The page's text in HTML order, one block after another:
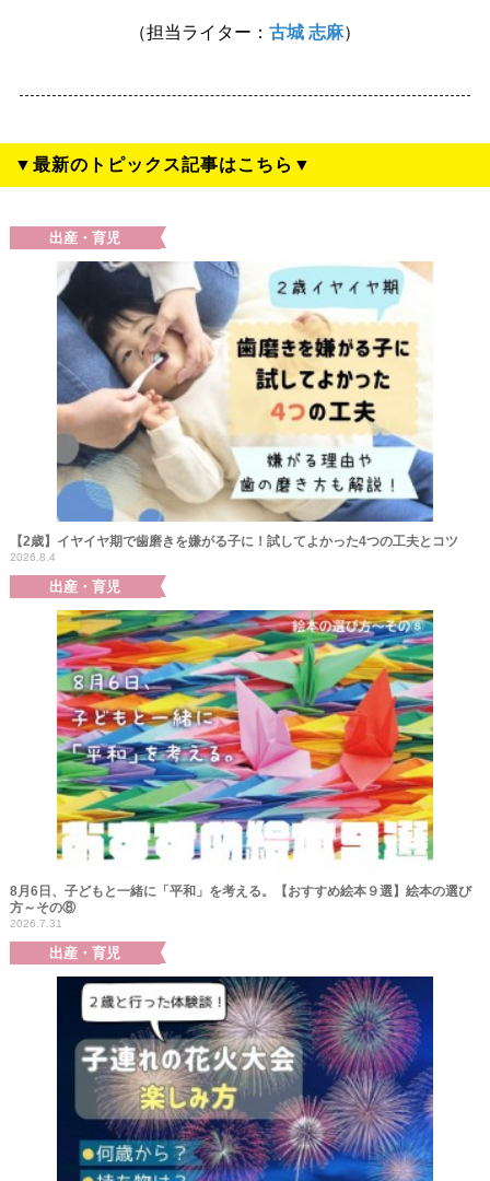
（担当ライター： 古城 志麻）
▼最新のトピックス記事はこちら▼
出産・育児
【2歳】イヤイヤ期で歯磨きを嫌がる子に！試してよかった4つの工夫とコツ
2026.8.4
出産・育児
8月6日、子どもと一緒に「平和」を考える。【おすすめ絵本９選】絵本の選び
方～その⑧
2026.7.31
出産・育児